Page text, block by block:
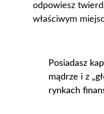
odpowiesz
właściwym
Posiadasz
mądrze i z
rynkach